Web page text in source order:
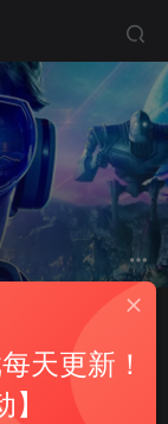
关注
天更新！